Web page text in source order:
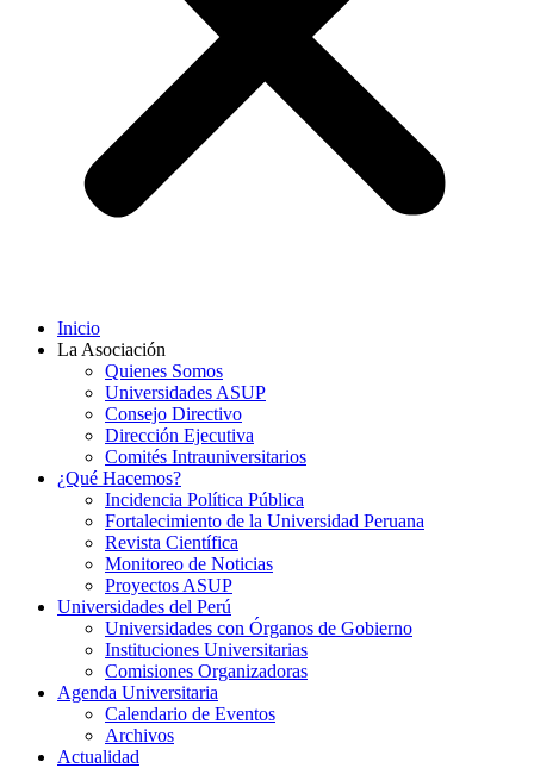
Inicio
La Asociación
Quienes Somos
Universidades ASUP
Consejo Directivo
Dirección Ejecutiva
Comités Intrauniversitarios
¿Qué Hacemos?
Incidencia Política Pública
Fortalecimiento de la Universidad Peruana
Revista Científica
Monitoreo de Noticias
Proyectos ASUP
Universidades del Perú
Universidades con Órganos de Gobierno
Instituciones Universitarias
Comisiones Organizadoras
Agenda Universitaria
Calendario de Eventos
Archivos
Actualidad